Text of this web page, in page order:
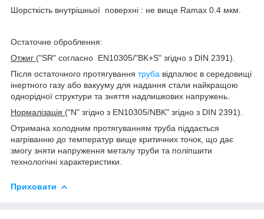
Шорсткість внутрішньої поверхні : не вище Ramax 0.4 мкм.
Остаточне оброблення:
Отжиг ("SR" согласно EN10305/"BK+S" згідно з DIN 2391).
Після остаточного протягування труба відпалює в середовищі
інертного газу або вакууму для надання стали найкращою
однорідної структури та зняття надлишкових напружень.
Нормалізація ("N" згідно з EN10305/NBK" згідно з DIN 2391).
Отримана холодним протягуванням труба піддається
нагріванню до температур вище критичних точок, що дає
змогу зняти напруження металу труби та поліпшити
технологічні характеристики.
Приховати